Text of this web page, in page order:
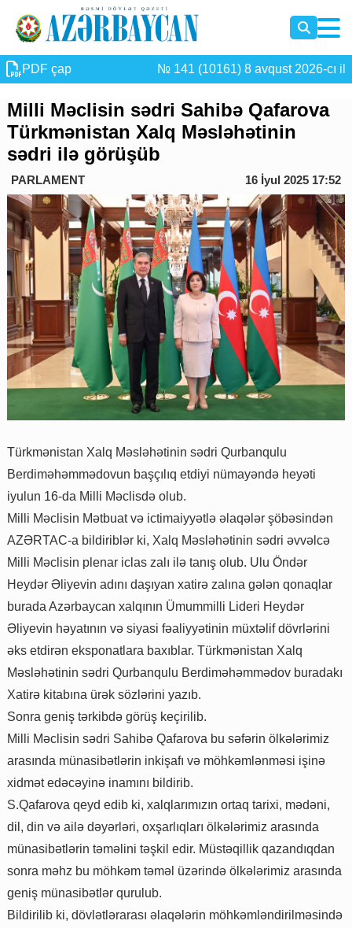
PDF çap № 141 (10161) 8 avqust 2026-cı il
Milli Məclisin sədri Sahibə Qafarova
Türkmənistan Xalq Məsləhətinin
sədri ilə görüşüb
PARLAMENT 16 İyul 2025 17:52
Türkmənistan Xalq Məsləhətinin sədri Qurbanqulu
Berdiməhəmmədovun başçılıq etdiyi nümayəndə heyəti
iyulun 16-da Milli Məclisdə olub.
Milli Məclisin Mətbuat və ictimaiyyətlə əlaqələr şöbəsindən
AZƏRTAC-a bildiriblər ki, Xalq Məsləhətinin sədri əvvəlcə
Milli Məclisin plenar iclas zalı ilə tanış olub. Ulu Öndər
Heydər Əliyevin adını daşıyan xatirə zalına gələn qonaqlar
burada Azərbaycan xalqının Ümummilli Lideri Heydər
Əliyevin həyatının və siyasi fəaliyyətinin müxtəlif dövrlərini
əks etdirən eksponatlara baxıblar. Türkmənistan Xalq
Məsləhətinin sədri Qurbanqulu Berdiməhəmmədov buradakı
Xatirə kitabına ürək sözlərini yazıb.
Sonra geniş tərkibdə görüş keçirilib.
Milli Məclisin sədri Sahibə Qafarova bu səfərin ölkələrimiz
arasında münasibətlərin inkişafı və möhkəmlənməsi işinə
xidmət edəcəyinə inamını bildirib.
S.Qafarova qeyd edib ki, xalqlarımızın ortaq tarixi, mədəni,
dil, din və ailə dəyərləri, oxşarlıqları ölkələrimiz arasında
münasibətlərin təməlini təşkil edir. Müstəqillik qazandıqdan
sonra məhz bu möhkəm təməl üzərində ölkələrimiz arasında
geniş münasibətlər qurulub.
Bildirilib ki, dövlətlərarası əlaqələrin möhkəmləndirilməsində